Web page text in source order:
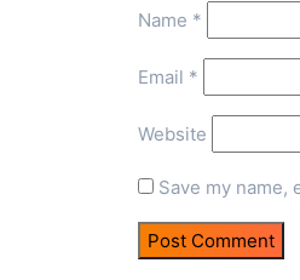
Name *
Email *
Website
Save my name,